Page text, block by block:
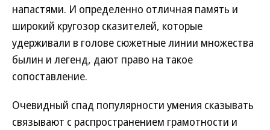
напастями. И определенно отличная память и
широкий кругозор сказителей, которые
удерживали в голове сюжетные линии множества
былин и легенд, дают право на такое
сопоставление.
Очевидный спад популярности умения сказывать
связывают с распространением грамотности и